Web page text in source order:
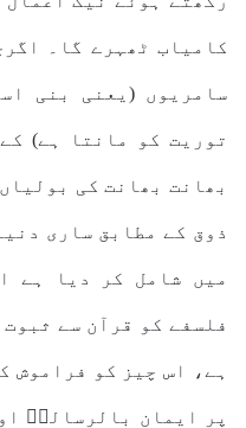
کامیاب ٹھہرے گا۔
سامریوں (یعنی بنی
توریت کو مانتا ہے)
بھانت بھانت کی
ذوق کے مطابق ساری
میں شامل کر دیا ہے
فلسفے کو قرآن سے
ہے، اس چیز کو فراموش
پر ایمان بالرسالتؐ